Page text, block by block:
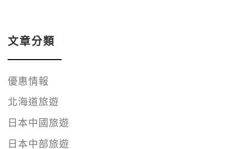
文章分類
優惠情報
北海道旅遊
日本中國旅遊
日本中部旅遊